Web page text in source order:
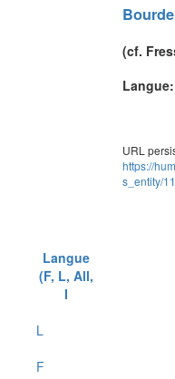
Langue
(F, L, All,
I
L
F
(cf.
URL
https://
s_entity/